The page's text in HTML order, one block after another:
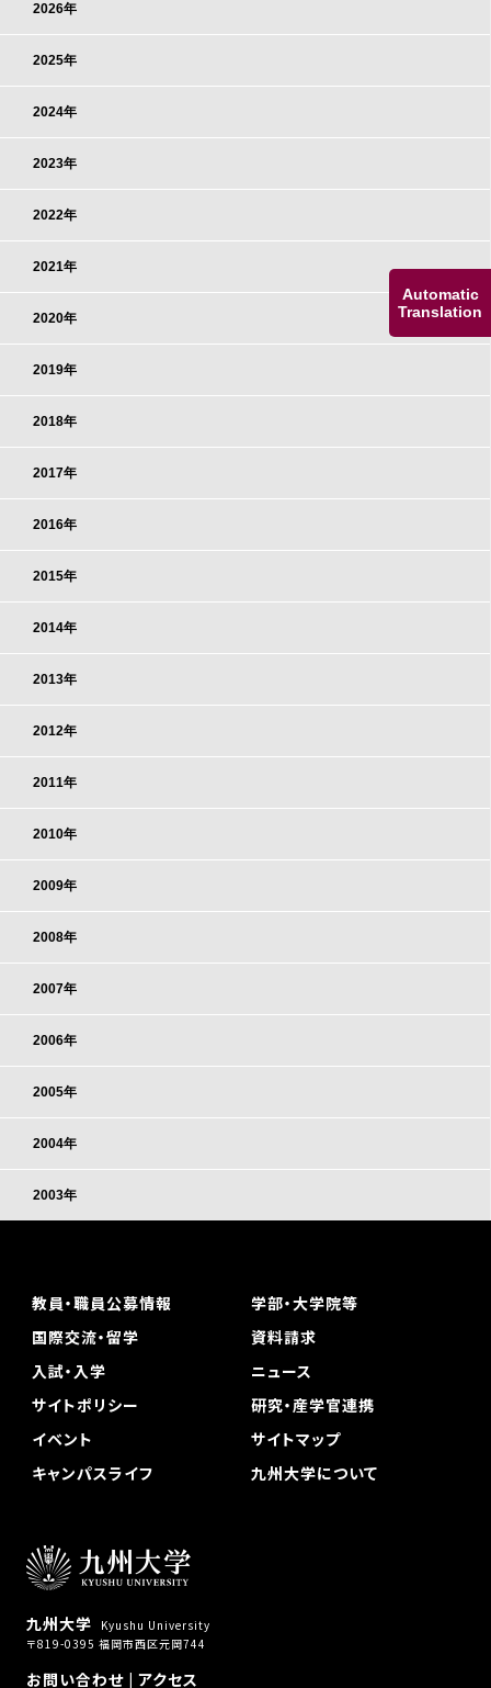
Automatic
Translation
2026年
2025年
2024年
2023年
2022年
2021年
2020年
2019年
2018年
2017年
2016年
2015年
2014年
2013年
2012年
2011年
2010年
2009年
2008年
2007年
2006年
2005年
2004年
2003年
九州大学
Kyushu University
〒819-0395 福岡市西区元岡744
お問い合わせ| アクセス
教員・職員公募情報
学部・大学院等
国際交流・留学
資料請求
入試・入学
ニュース
サイトポリシー
研究・産学官連携
イベント
サイトマップ
キャンパスライフ
九州大学について